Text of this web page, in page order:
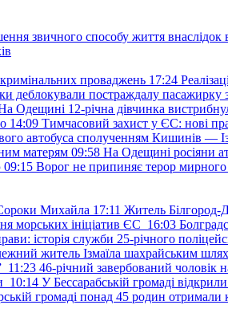
звичного способу життя внаслідок
проваджень 17:24
деблокували постраждалу пасажирку з
Одещині 12-річна дівчинка
14:09 Тимчасовий захист у ЄС: нові
автобуса сполученням Кишинів —
матерям 09:58 На Одещині росіяни
09:15 Ворог не припиняє терор
Сороки Михайла 17:11 Житель Білгород-
морських ініціатив ЄС 16:03
історія служби 25-річного
житель Ізмаїла шахрайським
11:23 46-річний завербований чоловік
10:14 У Бессарабській громаді
громаді понад 45 родин отримали